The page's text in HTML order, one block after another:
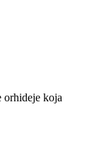
orhideje koja